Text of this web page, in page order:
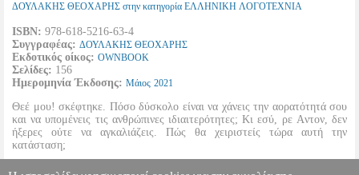
ΔΟΥΛΑΚΗΣ ΘΕΟΧΑΡΗΣ στην κατηγορία ΕΛΛΗΝΙΚΗ ΛΟΓΟΤΕΧΝΙΑ
ISBN: 978-618-5216-63-4
Συγγραφέας: ΔΟΥΛΑΚΗΣ ΘΕΟΧΑΡΗΣ
Εκδοτικός οίκος: OWNBOOK
Σελίδες: 156
Ημερομηνία Έκδοσης: Μάιος 2021
Θεέ μου! σκέφτηκε. Πόσο δύσκολο είναι να χάνεις την αορατότητά σου
και να υπομένεις τις ανθρώπινες ιδιαιτερότητες; Κι εσύ, ρε Aντον, δεν
ήξερες ούτε να αγκαλιάζεις. Πώς θα χειριστείς τώρα αυτή την
κατάσταση;
Πιο εύκολο είναι να φτάσεις στο Πεκίνο παρά να ανοίξεις αυτήν την